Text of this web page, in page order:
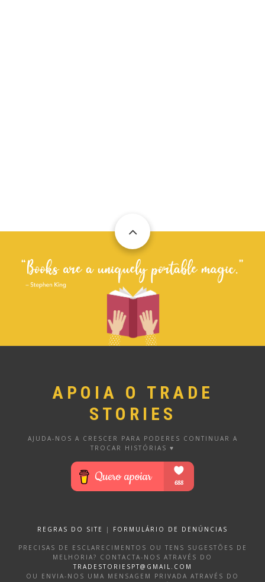
APOIA O TRADE
STORIES
AJUDA-NOS A CRESCER PARA PODERES CONTINUAR A
TROCAR HISTÓRIAS ♥
REGRAS DO SITE | FORMULÁRIO DE DENÚNCIAS
PRECISAS DE ESCLARECIMENTOS OU TENS SUGESTÕES DE
MELHORIA? CONTACTA-NOS ATRAVÉS DO
TRADESTORIESPT@GMAIL.COM
OU ENVIA-NOS UMA MENSAGEM PRIVADA ATRAVÉS DO